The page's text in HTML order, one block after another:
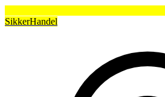
SikkerHandel